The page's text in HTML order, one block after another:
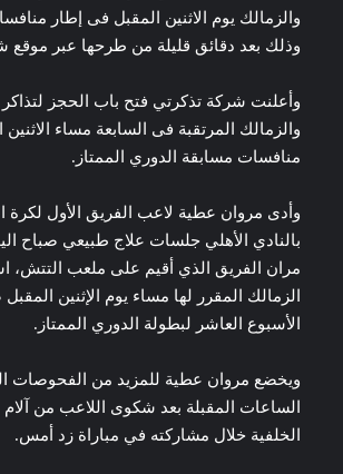
والزمالك يوم الاثنين المقبل فى إطار
وذلك بعد دقائق قليلة من طرحها عبر موقع
وأعلنت شركة تذكرتي فتح باب الحجز لتذاكر
والزمالك المرتقبة فى السابعة مساء
منافسات مسابقة الدوري الممتاز.
وأدى مروان عطية لاعب الفريق الأول لكرة
بالنادي الأهلي جلسات علاج طبيعي صباح
مران الفريق الذي أقيم على ملعب التتش،
الزمالك المقرر لها ‏مساء يوم الإثنين
الأسبوع العاشر لبطولة الدوري الممتاز.‏
ويخضع مروان عطية للمزيد من الفحوصات
الساعات المقبلة بعد شكوى اللاعب من
الخلفية خلال ‏مشاركته في مباراة زد أمس.‏